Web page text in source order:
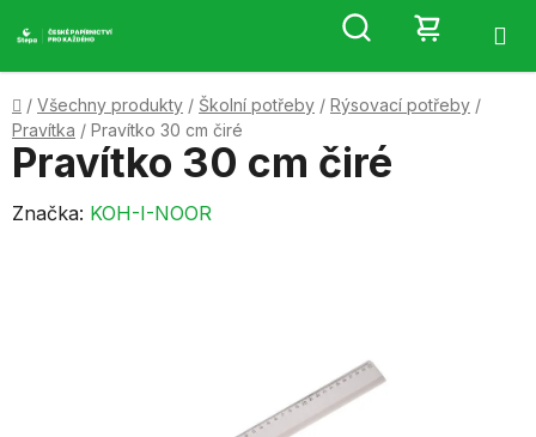
na
Hledat
KOŠÍK
Domů
/ Všechny produkty / Školní potřeby / Rýsovací potřeby /
Pravítka / Pravítko 30 cm čiré
Pravítko 30 cm čiré
Značka: KOH-I-NOOR